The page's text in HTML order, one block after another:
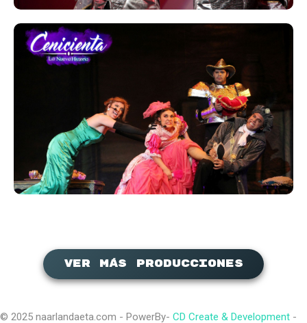
Ver más producciones
© 2025 naarlandaeta.com - PowerBy- CD Create & Development -